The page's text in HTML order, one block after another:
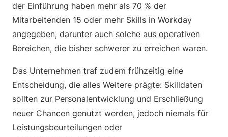
der Einführung haben mehr als 70 % der
Mitarbeitenden 15 oder mehr Skills in Workday
angegeben, darunter auch solche aus operativen
Bereichen, die bisher schwerer zu erreichen waren.
Das Unternehmen traf zudem frühzeitig eine
Entscheidung, die alles Weitere prägte: Skilldaten
sollten zur Personalentwicklung und Erschließung
neuer Chancen genutzt werden, jedoch niemals für
Leistungsbeurteilungen oder